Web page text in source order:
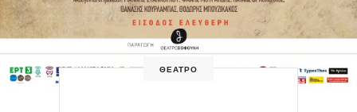
ΘΕΑΤΡΟ